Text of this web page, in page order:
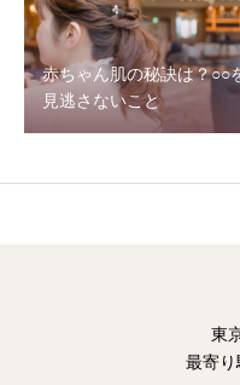
赤ちゃん肌の秘訣は？○○
見逃さないこと
東
最寄